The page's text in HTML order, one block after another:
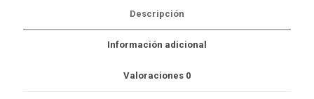
Descripción
Información adicional
Valoraciones 0